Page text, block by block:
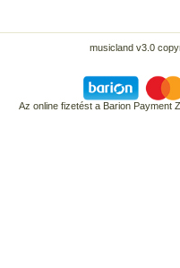
musicland v3.0
Az online fizetést a Barion Payment